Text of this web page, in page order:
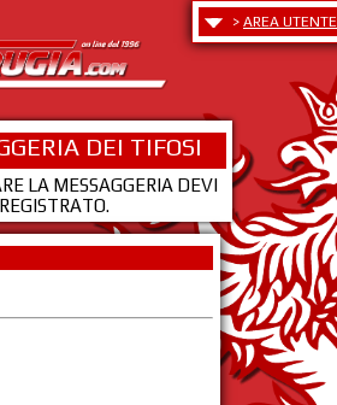
> AREA UTENTE
DEI TIFOSI
LA MESSAGGERIA DEVI